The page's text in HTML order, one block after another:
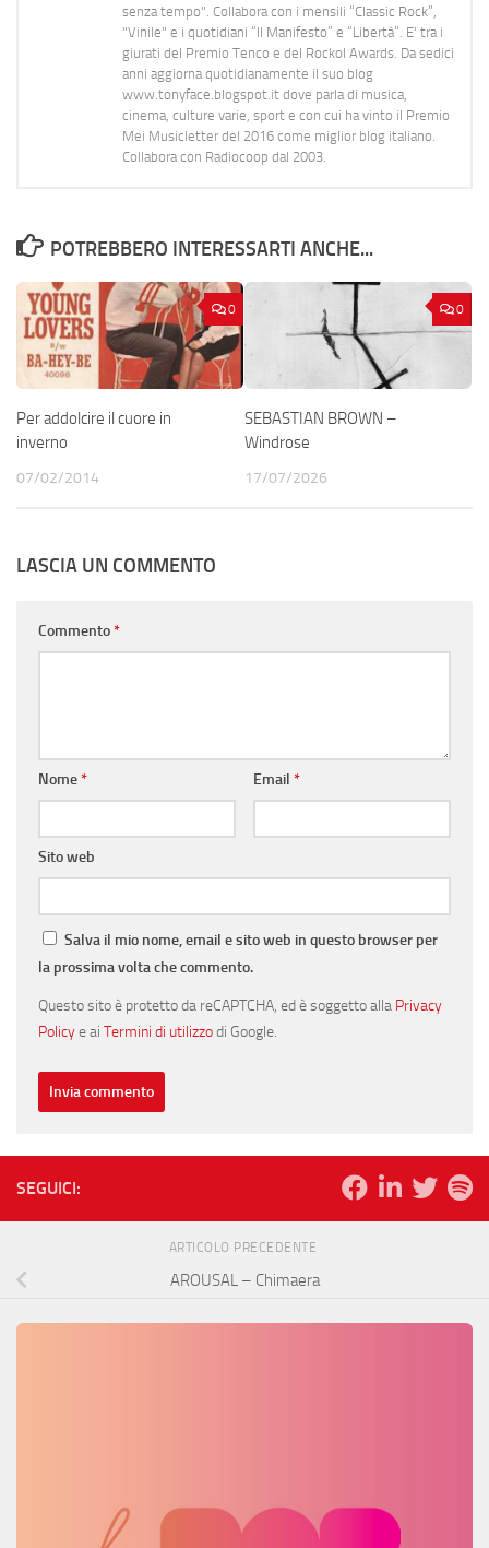
senza tempo". Collabora con i mensili “Classic Rock”,
"Vinile" e i quotidiani “Il Manifesto” e “Libertà”. E' tra i
giurati del Premio Tenco e del Rockol Awards. Da sedici
anni aggiorna quotidianamente il suo blog
www.tonyface.blogspot.it dove parla di musica,
cinema, culture varie, sport e con cui ha vinto il Premio
Mei Musicletter del 2016 come miglior blog italiano.
Collabora con Radiocoop dal 2003.
POTREBBERO INTERESSARTI ANCHE...
0
Per addolcire il cuore in
inverno
07/02/2014
0
SEBASTIAN BROWN –
Windrose
17/07/2026
LASCIA UN COMMENTO
Commento*
Nome* Email *
Sito web
Salva il mio nome, email e sito web in questo browser per
la prossima volta che commento.
Questo sito è protetto da reCAPTCHA, ed è soggetto alla Privacy
Policye ai Termini di utilizzodi Google.
SEGUICI:
ARTICOLO PRECEDENTE
AROUSAL – Chimaera